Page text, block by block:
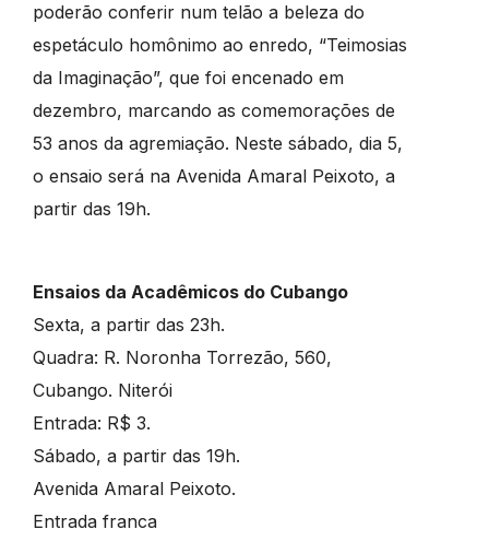
poderão conferir num telão a beleza do
espetáculo homônimo ao enredo, “Teimosias
da Imaginação”, que foi encenado em
dezembro, marcando as comemorações de
53 anos da agremiação. Neste sábado, dia 5,
o ensaio será na Avenida Amaral Peixoto, a
partir das 19h.
Ensaios da Acadêmicos do Cubango
Sexta, a partir das 23h.
Quadra: R. Noronha Torrezão, 560,
Cubango. Niterói
Entrada: R$ 3.
Sábado, a partir das 19h.
Avenida Amaral Peixoto.
Entrada franca